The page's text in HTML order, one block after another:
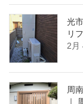
光
リ
2月
周
｜